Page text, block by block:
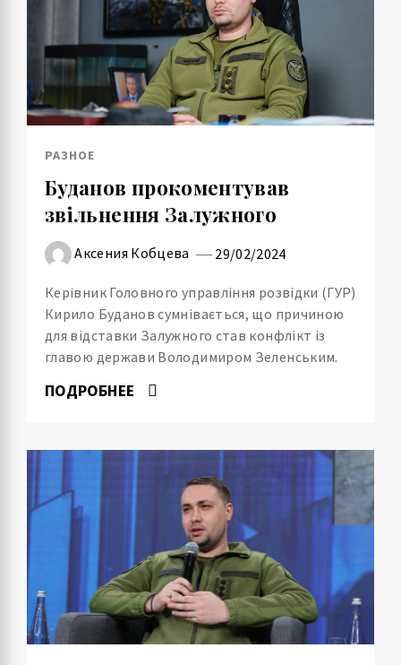
РАЗНОЕ
Буданов прокоментував
звільнення Залужного
Аксения Кобцева 29/02/2024
Керівник Головного управління розвідки (ГУР)
Кирило Буданов сумнівається, що причиною
для відставки Залужного став конфлікт із
главою держави Володимиром Зеленським.
ПОДРОБНЕЕ